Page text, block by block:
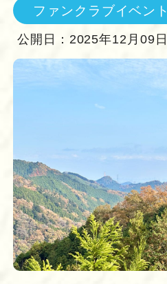
ファンクラブイベント
公開日：2025年12月09日